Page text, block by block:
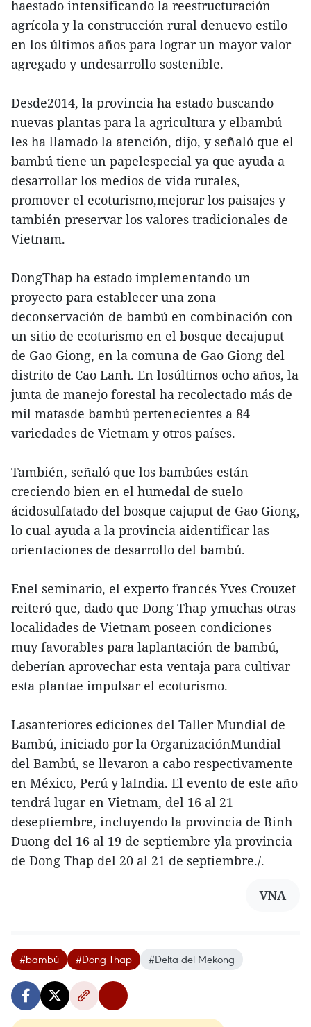
haestado intensificando la reestructuración
agrícola y la construcción rural denuevo estilo
en los últimos años para lograr un mayor valor
agregado y undesarrollo sostenible.
Desde2014, la provincia ha estado buscando
nuevas plantas para la agricultura y elbambú
les ha llamado la atención, dijo, y señaló que el
bambú tiene un papelespecial ya que ayuda a
desarrollar los medios de vida rurales,
promover el ecoturismo,mejorar los paisajes y
también preservar los valores tradicionales de
Vietnam.
DongThap ha estado implementando un
proyecto para establecer una zona
deconservación de bambú en combinación con
un sitio de ecoturismo en el bosque decajuput
de Gao Giong, en la comuna de Gao Giong del
distrito de Cao Lanh. En losúltimos ocho años, la
junta de manejo forestal ha recolectado más de
mil matasde bambú pertenecientes a 84
variedades de Vietnam y otros países.
También, señaló que los bambúes están
creciendo bien en el humedal de suelo
ácidosulfatado del bosque cajuput de Gao Giong,
lo cual ayuda a la provincia aidentificar las
orientaciones de desarrollo del bambú.
Enel seminario, el experto francés Yves Crouzet
reiteró que, dado que Dong Thap ymuchas otras
localidades de Vietnam poseen condiciones
muy favorables para laplantación de bambú,
deberían aprovechar esta ventaja para cultivar
esta plantae impulsar el ecoturismo.
Lasanteriores ediciones del Taller Mundial de
Bambú, iniciado por la OrganizaciónMundial
del Bambú, se llevaron a cabo respectivamente
en México, Perú y laIndia. El evento de este año
tendrá lugar en Vietnam, del 16 al 21
deseptiembre, incluyendo la provincia de Binh
Duong del 16 al 19 de septiembre yla provincia
de Dong Thap del 20 al 21 de septiembre./.
VNA
#bambú #Dong Thap #Delta del Mekong